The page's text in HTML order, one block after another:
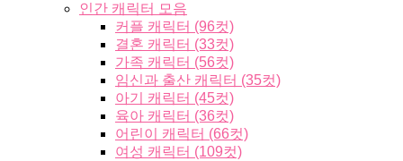
인간 캐릭터 모음
커플 캐릭터 (96컷)
결혼 캐릭터 (33컷)
가족 캐릭터 (56컷)
임신과 출산 캐릭터 (35컷)
아기 캐릭터 (45컷)
육아 캐릭터 (36컷)
어린이 캐릭터 (66컷)
여성 캐릭터 (109컷)